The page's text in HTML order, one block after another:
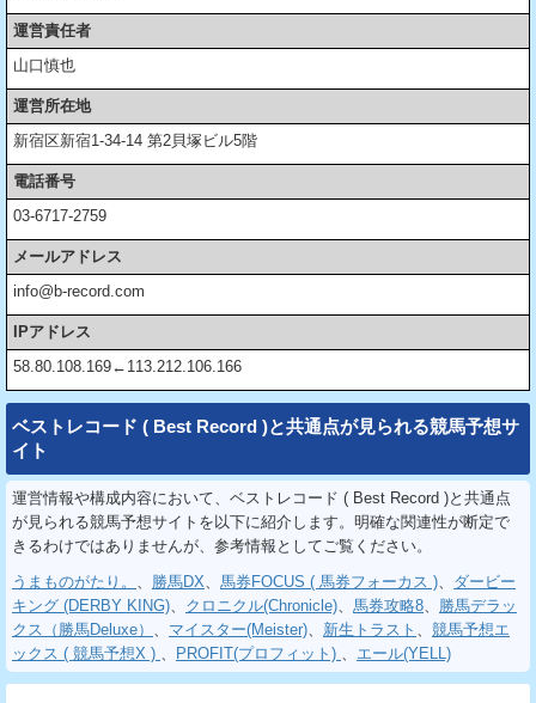
運営責任者
山口慎也
運営所在地
新宿区新宿1-34-14 第2貝塚ビル5階
電話番号
03-6717-2759
メールアドレス
info@b-record.com
IPアドレス
58.80.108.169←113.212.106.166
ベストレコード ( Best Record )と共通点が見られる競馬予想サ
イト
運営情報や構成内容において、ベストレコード ( Best Record )と共通点
が見られる競馬予想サイトを以下に紹介します。明確な関連性が断定で
きるわけではありませんが、参考情報としてご覧ください。
うまものがたり。
勝馬DX 馬券FOCUS ( 馬券フォーカス )
ダービー
キング (DERBY KING)
クロニクル(Chronicle) 馬券攻略8
勝馬デラッ
クス（勝馬Deluxe）
マイスター(Meister) 新生トラスト
競馬予想エ
ックス ( 競馬予想X )
PROFIT(プロフィット) エール(YELL)